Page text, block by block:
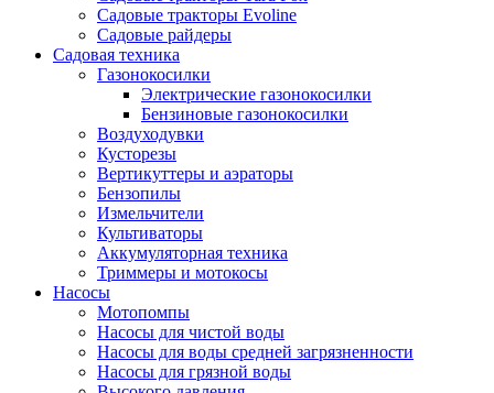
Садовые тракторы Evoline
Садовые райдеры
Садовая техника
Газонокосилки
Электрические газонокосилки
Бензиновые газонокосилки
Воздуходувки
Кусторезы
Вертикуттеры и аэраторы
Бензопилы
Измельчители
Культиваторы
Аккумуляторная техника
Триммеры и мотокосы
Насосы
Мотопомпы
Насосы для чистой воды
Насосы для воды средней загрязненности
Насосы для грязной воды